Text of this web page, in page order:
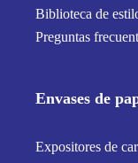
Biblioteca de
Preguntas
Envases de
Expositores de